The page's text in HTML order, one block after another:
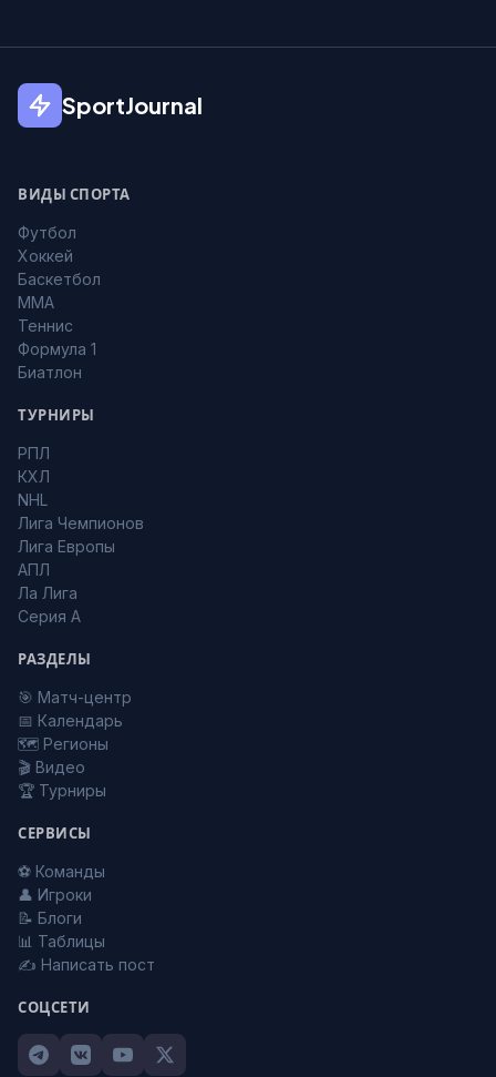
SportJournal
ВИДЫ СПОРТА
Футбол
Хоккей
Баскетбол
MMA
Теннис
Формула 1
Биатлон
ТУРНИРЫ
РПЛ
КХЛ
NHL
Лига Чемпионов
Лига Европы
АПЛ
Ла Лига
Серия А
РАЗДЕЛЫ
🎯 Матч-центр
📅 Календарь
🗺️ Регионы
🎬 Видео
🏆 Турниры
СЕРВИСЫ
⚽ Команды
👤 Игроки
📝 Блоги
📊 Таблицы
✍️ Написать пост
СОЦСЕТИ